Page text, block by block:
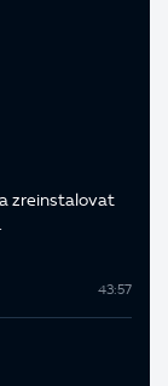
zreinstalovat
43:57